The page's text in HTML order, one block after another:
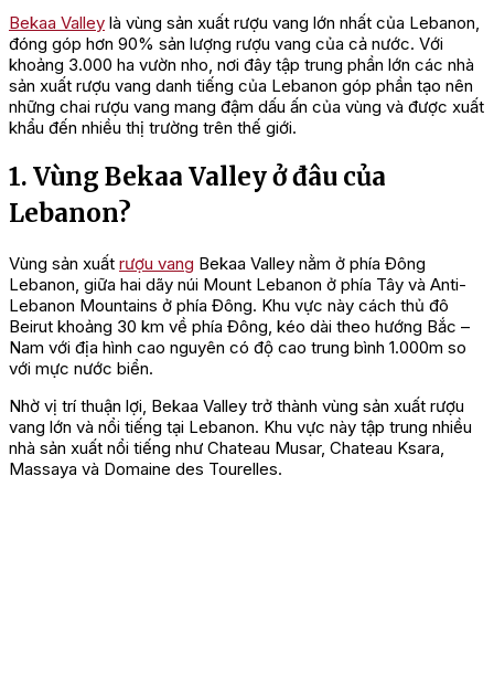
Bekaa Valley là vùng sản xuất rượu vang lớn nhất của Lebanon,
đóng góp hơn 90% sản lượng rượu vang của cả nước. Với
khoảng 3.000 ha vườn nho, nơi đây tập trung phần lớn các nhà
sản xuất rượu vang danh tiếng của Lebanon góp phần tạo nên
những chai rượu vang mang đậm dấu ấn của vùng và được xuất
khẩu đến nhiều thị trường trên thế giới.
1. Vùng Bekaa Valley ở đâu của
Lebanon?
Vùng sản xuất rượu vang Bekaa Valley nằm ở phía Đông
Lebanon, giữa hai dãy núi Mount Lebanon ở phía Tây và Anti-
Lebanon Mountains ở phía Đông. Khu vực này cách thủ đô
Beirut khoảng 30 km về phía Đông, kéo dài theo hướng Bắc –
Nam với địa hình cao nguyên có độ cao trung bình 1.000m so
với mực nước biển.
Nhờ vị trí thuận lợi, Bekaa Valley trở thành vùng sản xuất rượu
vang lớn và nổi tiếng tại Lebanon. Khu vực này tập trung nhiều
nhà sản xuất nổi tiếng như Chateau Musar, Chateau Ksara,
Massaya và Domaine des Tourelles.